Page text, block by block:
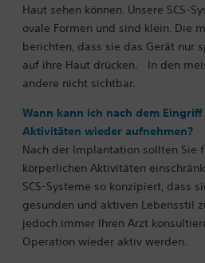
Haut sehen können. Unsere SCS-
ovale Formen und sind klein. Die
berichten, dass sie das Gerät nur
auf ihre Haut drücken.
In den
andere nicht sichtbar.
Wann kann ich nach dem
Aktivitäten wieder aufnehmen?
Nach der Implantation sollten Sie
körperlichen Aktivitäten
SCS-Systeme so konzipiert, dass
gesunden und aktiven Lebensstil
jedoch immer Ihren Arzt
Operation wieder aktiv werden.